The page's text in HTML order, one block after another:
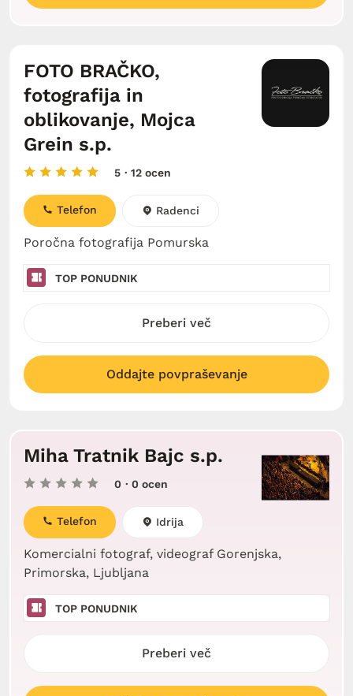
FOTO BRAČKO,
fotografija in
oblikovanje, Mojca
Grein s.p.
5 · 12 ocen
Poročna fotografija Pomurska
Telefon Radenci
TOP PONUDNIK
Preberi več
Oddajte povpraševanje
Miha Tratnik Bajc s.p.
0 · 0 ocen
Komercialni fotograf, videograf Gorenjska,
Primorska, Ljubljana
Telefon Idrija
TOP PONUDNIK
Preberi več